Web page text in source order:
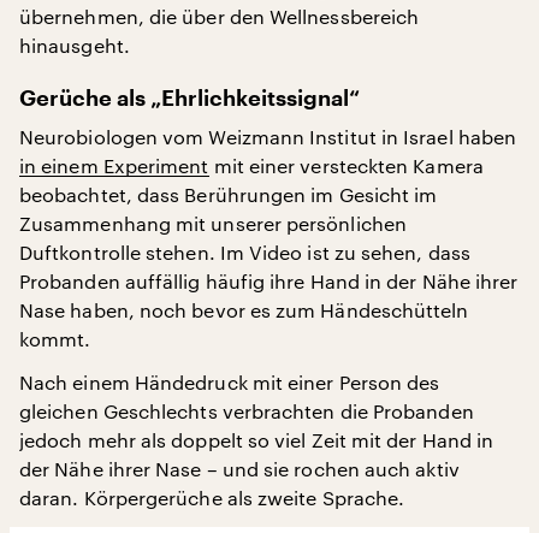
übernehmen, die über den Wellnessbereich
hinausgeht.
Gerüche als „Ehrlichkeitssignal“
Neurobiologen vom Weizmann Institut in Israel haben
in einem Experiment mit einer versteckten Kamera
beobachtet, dass Berührungen im Gesicht im
Zusammenhang mit unserer persönlichen
Duftkontrolle stehen. Im Video ist zu sehen, dass
Probanden auffällig häufig ihre Hand in der Nähe ihrer
Nase haben, noch bevor es zum Händeschütteln
kommt.
Nach einem Händedruck mit einer Person des
gleichen Geschlechts verbrachten die Probanden
jedoch mehr als doppelt so viel Zeit mit der Hand in
der Nähe ihrer Nase – und sie rochen auch aktiv
daran. Körpergerüche als zweite Sprache.